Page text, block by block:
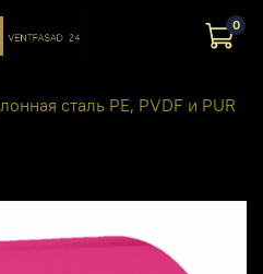
0
сталь PE, PVDF и PUR